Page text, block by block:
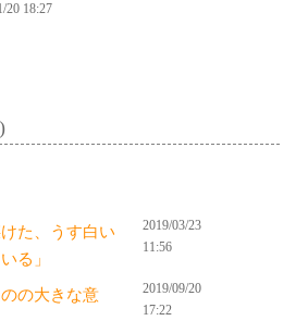
20 18:27
た、うす白い
る」
2019/03/23
11:56
の大きな意
2019/09/20
17:22